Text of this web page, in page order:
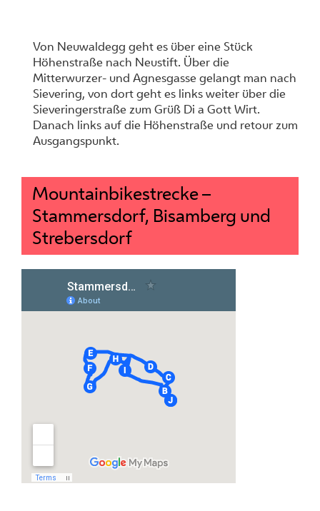
Von Neuwaldegg geht es über eine Stück
Höhenstraße nach Neustift. Über die
Mitterwurzer- und Agnesgasse gelangt man nach
Sievering, von dort geht es links weiter über die
Sieveringerstraße zum Grüß Di a Gott Wirt.
Danach links auf die Höhenstraße und retour zum
Ausgangspunkt.
Mountainbikestrecke –
Stammersdorf, Bisamberg und
Strebersdorf